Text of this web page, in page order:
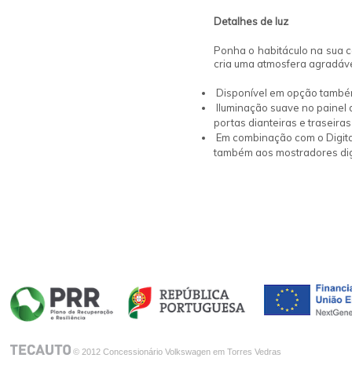
Configurador
Detalhes de luz
Ponha o habitáculo na sua
cria uma atmosfera
Disponível em opção
Iluminação suave no
portas dianteiras e
Em combinação com o
também aos mostradores
© 2012 Concessionário Volkswagen em Torres Vedras